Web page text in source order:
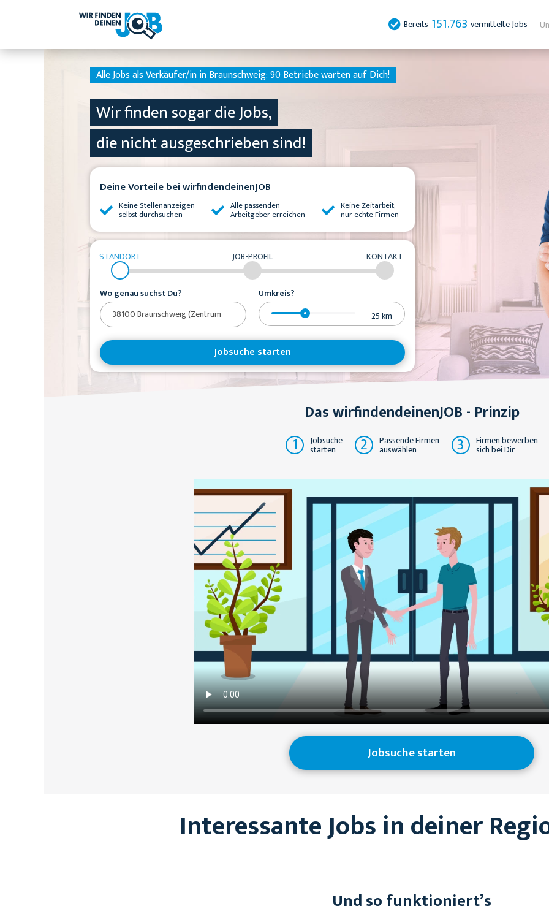
Bereits 151.763 vermittelte Jobs
Alle Jobs als Verkäufer/in in Braunschweig:90 Betriebe warten auf Dich!
Wir finden sogar die Jobs,
die nicht ausgeschrieben sind!
Deine Vorteile bei wirfindendeinenJOB
Keine Stellenanzeigen
selbst durchsuchen
Alle passenden
Arbeitgeber erreichen
Keine Zeitarbeit,
nur echte Firmen
STANDORT JOB-PROFIL KONTAKT
Wo genau suchst Du?
Umkreis?
25km
Jobsuche starten
Das wirfindendeinenJOB - Prinzip
1
Jobsuche
starten 2 Passende Firmen
auswählen 3 Firmen bewerben
sich bei Dir
Jobsuche starten
Interessante Jobs in deiner
Und so funktioniert’s